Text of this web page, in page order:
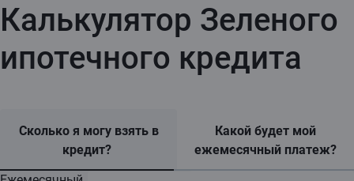
Калькулятор Зеленого
ипотечного кредита
Сколько я могу взять в
кредит?
Какой будет мой
ежемесячный платеж?